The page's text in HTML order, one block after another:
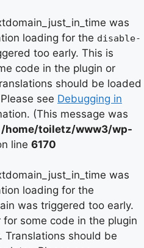
was
loading for the disable-
too early. This is
code in the plugin or
should be loaded
see Debugging in
(This message was
/home/toiletz/www3/wp-
line 6170
was
loading for the
was triggered too early.
some code in the plugin
Translations should be